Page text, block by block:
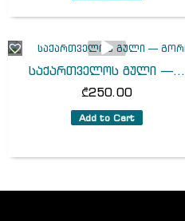
საქართველოს გული —...
₾250.00
Add to Cart